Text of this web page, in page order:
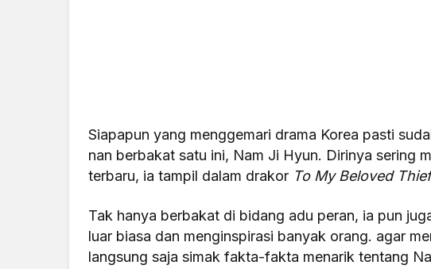
Siapapun yang menggemari drama Korea pasti
nan berbakat satu ini, Nam Ji Hyun. Dirinya sering
terbaru, ia tampil dalam drakor To My Beloved
Tak hanya berbakat di bidang adu peran, ia pun
luar biasa dan menginspirasi banyak orang. agar
langsung saja simak fakta-fakta menarik tentang